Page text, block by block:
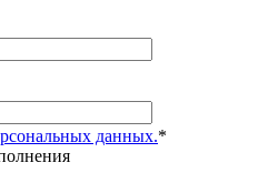
данных.*